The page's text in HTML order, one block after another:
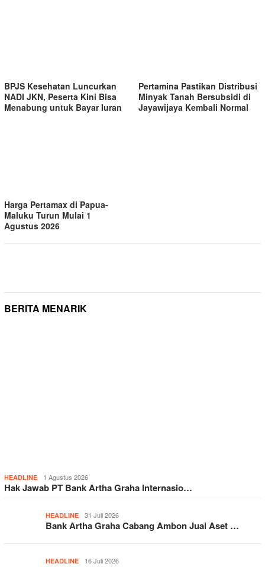
BPJS Kesehatan Luncurkan
NADI JKN, Peserta Kini Bisa
Menabung untuk Bayar Iuran
Pertamina Pastikan Distribusi
Minyak Tanah Bersubsidi di
Jayawijaya Kembali Normal
Harga Pertamax di Papua-
Maluku Turun Mulai 1
Agustus 2026
BERITA MENARIK
HEADLINE 1 Agustus 2026
Hak Jawab PT Bank Artha Graha Internasio…
HEADLINE 31 Juli 2026
Bank Artha Graha Cabang Ambon Jual Aset …
HEADLINE 16 Juli 2026